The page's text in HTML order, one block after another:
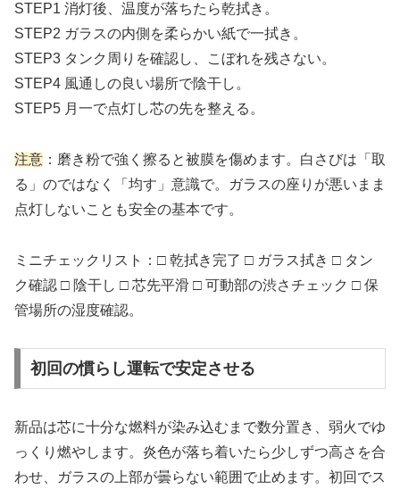
STEP1 消灯後、温度が落ちたら乾拭き。
STEP2 ガラスの内側を柔らかい紙で一拭き。
STEP3 タンク周りを確認し、こぼれを残さない。
STEP4 風通しの良い場所で陰干し。
STEP5 月一で点灯し芯の先を整える。
注意 ：磨き粉で強く擦ると被膜を傷めます。白さびは「取
る」のではなく「均す」意識で。ガラスの座りが悪いまま
点灯しないことも安全の基本です。
ミニチェックリスト：□ 乾拭き完了 □ ガラス拭き □ タン
ク確認 □ 陰干し □ 芯先平滑 □ 可動部の渋さチェック □ 保
管場所の湿度確認。
初回の慣らし運転で安定させる
新品は芯に十分な燃料が染み込むまで数分置き、弱火でゆ
っくり燃やします。炎色が落ち着いたら少しずつ高さを合
わせ、ガラスの上部が曇らない範囲で止めます。初回でス